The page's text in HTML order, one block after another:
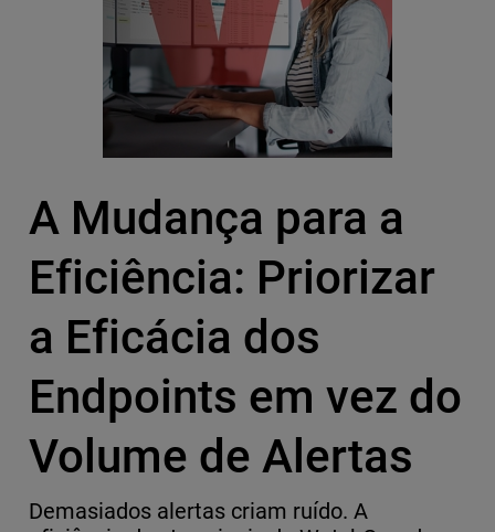
A Mudança para a
Eficiência: Priorizar
a Eficácia dos
Endpoints em vez do
Volume de Alertas
Demasiados alertas criam ruído. A